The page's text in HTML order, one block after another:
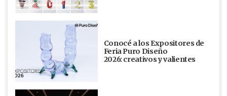
Conocé a los Expositores de
Feria Puro Diseño
2026: creativos y valientes